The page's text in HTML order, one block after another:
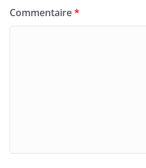
Commentaire*